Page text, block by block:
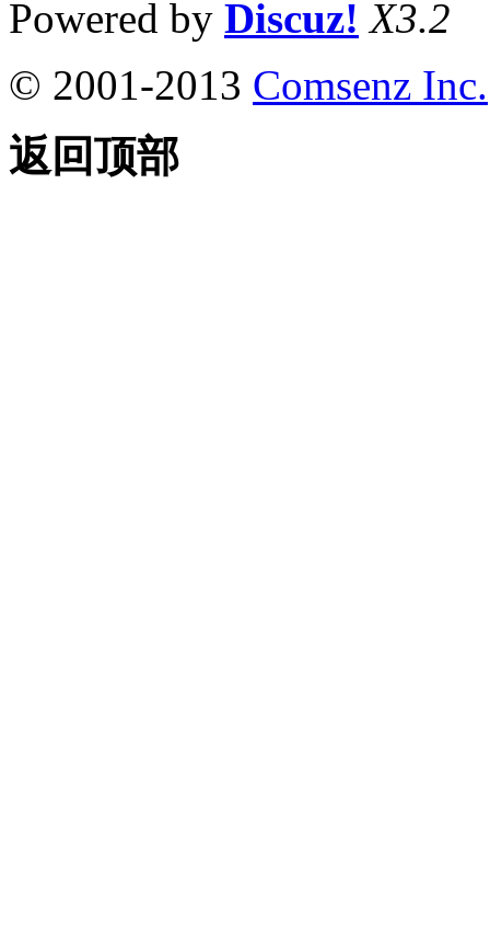
Powered by Discuz! X3.2
© 2001-2013 Comsenz Inc.
返回顶部